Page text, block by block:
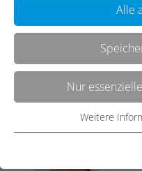
Webinar:
gibt
Alle
Nur
Essenzielle Cookies
Weitere